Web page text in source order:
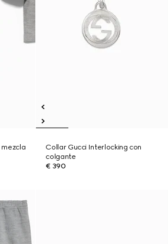
Collar Gucci Interlocking con
colgante
€ 390